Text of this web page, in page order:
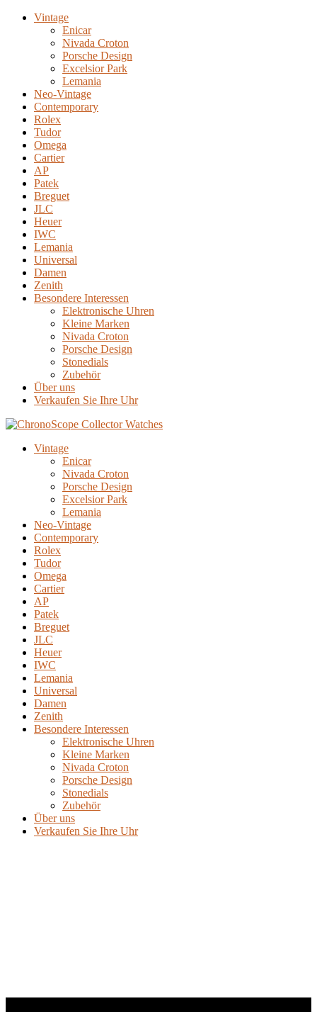
Vintage
Enicar
Nivada Croton
Porsche Design
Excelsior Park
Lemania
Neo-Vintage
Contemporary
Rolex
Tudor
Omega
Cartier
AP
Patek
Breguet
JLC
Heuer
IWC
Lemania
Universal
Damen
Zenith
Besondere Interessen
Elektronische Uhren
Kleine Marken
Nivada Croton
Porsche Design
Stonedials
Zubehör
Über uns
Verkaufen Sie Ihre Uhr
Vintage
Enicar
Nivada Croton
Porsche Design
Excelsior Park
Lemania
Neo-Vintage
Contemporary
Rolex
Tudor
Omega
Cartier
AP
Patek
Breguet
JLC
Heuer
IWC
Lemania
Universal
Damen
Zenith
Besondere Interessen
Elektronische Uhren
Kleine Marken
Nivada Croton
Porsche Design
Stonedials
Zubehör
Über uns
Verkaufen Sie Ihre Uhr